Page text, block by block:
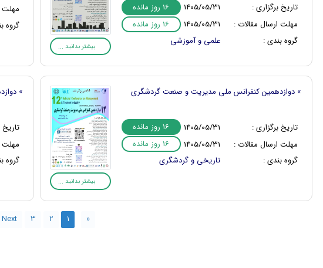
تاریخ برگزاری : 1405/05/31
16 روز مانده
مهلت ارسال مقالات :
1405/05/31
16 روز مانده
گروه بندی :
علمی و آموزشی بیشتر بدانید ...
مهلت
گروه
» دوازدهمین کنفرانس ملی مدیریت و صنعت گردشگری
تاریخ برگزاری : 1405/05/31
16 روز مانده
مهلت ارسال مقالات :
1405/05/31
16 روز مانده
گروه بندی :
تاریخی و گردشگری
بیشتر بدانید ...
»
تاریخ
مهلت
گروه
«
1
2
3
Next